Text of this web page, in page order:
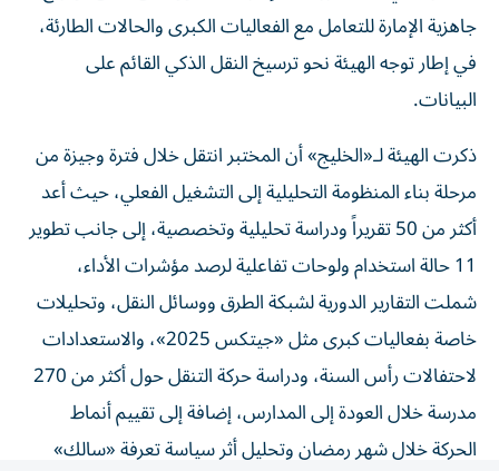
في إطار توجه الهيئة نحو ترسيخ النقل الذكي القائم على
البيانات.
ذكرت الهيئة لـ«الخليج» أن المختبر انتقل خلال فترة وجيزة من
مرحلة بناء المنظومة التحليلية إلى التشغيل الفعلي، حيث أعد
أكثر من 50 تقريراً ودراسة تحليلية وتخصصية، إلى جانب تطوير
11 حالة استخدام ولوحات تفاعلية لرصد مؤشرات الأداء،
شملت التقارير الدورية لشبكة الطرق ووسائل النقل، وتحليلات
خاصة بفعاليات كبرى مثل «جيتكس 2025»، والاستعدادات
لاحتفالات رأس السنة، ودراسة حركة التنقل حول أكثر من 270
مدرسة خلال العودة إلى المدارس، إضافة إلى تقييم أنماط
الحركة خلال شهر رمضان وتحليل أثر سياسة تعرفة «سالك»